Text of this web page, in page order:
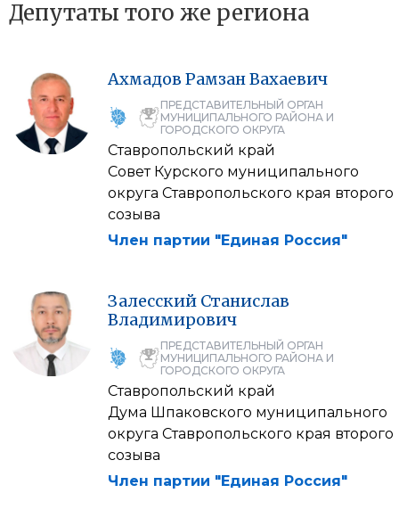
Депутаты того же региона
Ахмадов РамзанВахаевич
ПРЕДСТАВИТЕЛЬНЫЙ ОРГАН
МУНИЦИПАЛЬНОГО РАЙОНА И
ГОРОДСКОГО ОКРУГА
Ставропольский край
Совет Курского муниципального
округа Ставропольского края второго
созыва
Член партии "Единая Россия"
Залесский Станислав
Владимирович
ПРЕДСТАВИТЕЛЬНЫЙ ОРГАН
МУНИЦИПАЛЬНОГО РАЙОНА И
ГОРОДСКОГО ОКРУГА
Ставропольский край
Дума Шпаковского муниципального
округа Ставропольского края второго
созыва
Член партии "Единая Россия"